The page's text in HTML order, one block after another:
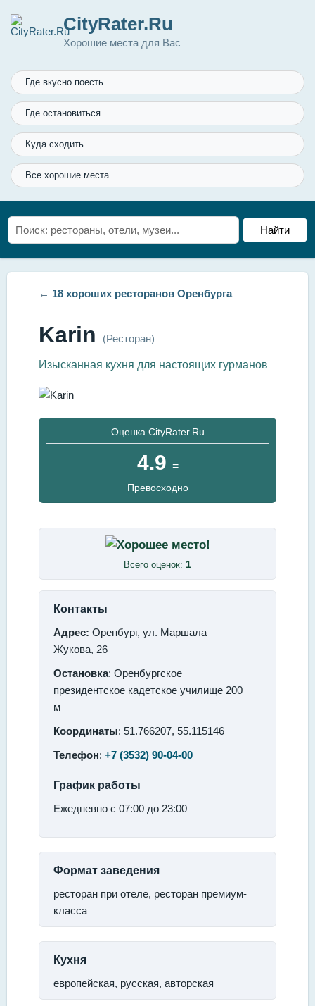
CityRater.Ru
Хорошие места для Вас
Где вкусно поесть
Где остановиться
Куда сходить
Все хорошие места
← 18 хороших ресторанов Оренбурга
Karin (Ресторан)
Изысканная кухня для настоящих гурманов
Оценка CityRater.Ru
4.9 =
Превосходно
Всего оценок: 1
Контакты
Адрес: Оренбург, ул. Маршала
Жукова, 26
Остановка: Оренбургское
президентское кадетское училище 200
м
Координаты: 51.766207, 55.115146
Телефон: +7 (3532) 90-04-00
График работы
Ежедневно с 07:00 до 23:00
Формат заведения
ресторан при отеле, ресторан премиум-
класса
Кухня
европейская, русская, авторская